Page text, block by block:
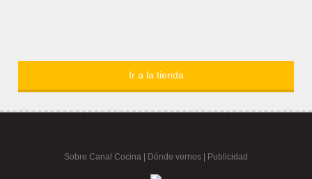
Ir a la tienda
Sobre Canal Cocina Dónde vernos | Publicidad